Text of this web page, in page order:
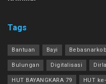
Tags
Bantuan Bayi
Bulungan Digitalisasi
HUT BAYANGKARA 79 HUT